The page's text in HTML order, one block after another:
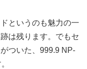
というのも魅力の一
は残ります。でもセ
ついた、999.9 NP-